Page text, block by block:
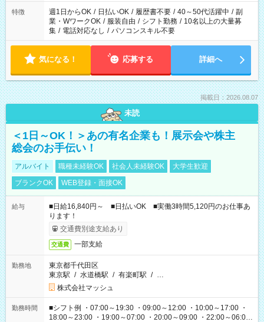
特徴 週1日からOK / 日払いOK / 履歴書不要 / 40～50代活躍中 / 副
業・WワークOK / 服装自由 / シフト勤務 / 10名以上の大量募
集 / 電話対応なし / パソコンスキル不要
気になる！ 応募する 詳細へ
掲載日：2026.08.07
未読
＜1日～OK！＞あの有名企業も！展示会や株主
総会のお手伝い！
アルバイト 職種未経験OK 社会人未経験OK
大学生歓迎
ブランクOK
WEB登録・面接OK
給与
■日給16,840円～ ■日払いOK ■実働3時間5,120円のお仕事あ
ります！
交通費別途支給あり
交通費 一部支給
勤務地
東京都千代田区
東京駅 / 水道橋駅 / 有楽町駅 / …
株式会社マッシュ
勤務時間
■シフト例 ・07:00～19:30 ・09:00～12:00 ・10:00～17:00 ・
18:00～23:00 ・19:00～07:00 ・20:00～09:00 ・22:00～06:00